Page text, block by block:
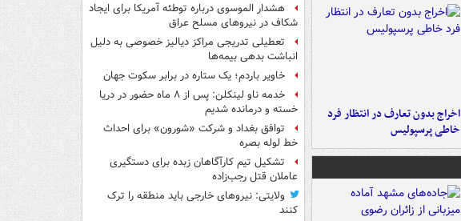
اخراج بدون تعارف در انتظار فرد
خاطی پرسپولیس
هشدار الموسوی درباره توطئه آمریکا برای ایجاد
شکاف در نیروهای مسلح عراق
تعطیلی تدریجی مراکز دیالیز خصوصی به دلیل
انباشت بدهی بیمه‌ها
خاویر باردم؛ یک ستاره در برابر سکوت جهان
خدمه ناو لینکلن: پس از ۸ ماه حضور در دریا
خسته و درمانده‌ شدیم
توافق بغداد و شرکت «شورون» برای احداث
خط لوله بصره
تشکیل تیم کارآگاهان زبده برای دستگیری
عاملان قتل رجب‌زاده
ولایتی: نیروهای خارجی باید منطقه را ترک
کنند